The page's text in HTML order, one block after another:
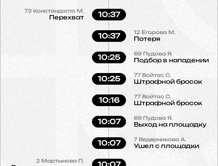
73 Констандогло М.
Перехват 10:37
12 Егорова М.
Потеря
10:37
69 Пудова Я.
Подбор в нападении
10:25
77Войтас С.
Штрафной бросок
10:25
77 Войтас С.
Штрафной бросок
10:16
69 Пудова Я.
Выход на площадку
10:07
7 Ведерникова А.
Ушел с площадки
10:07
2 Мартынова П. 10:07